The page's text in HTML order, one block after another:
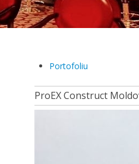
Portofoliu
ProEX Construct